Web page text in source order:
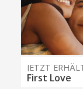
JETZT
First Love